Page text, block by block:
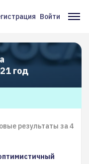
Войти
год
результаты за 4